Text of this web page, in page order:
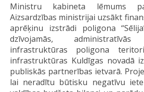
Ministru kabineta lēmums
Aizsardzības ministrijai uzsākt
aprēķinu izstrādi poligona
dzīvojamās,
infrastruktūras poligona
infrastruktūras Kuldīgas novadā
publiskās partnerības ietvarā.
lai neradītu būtisku negatīvu